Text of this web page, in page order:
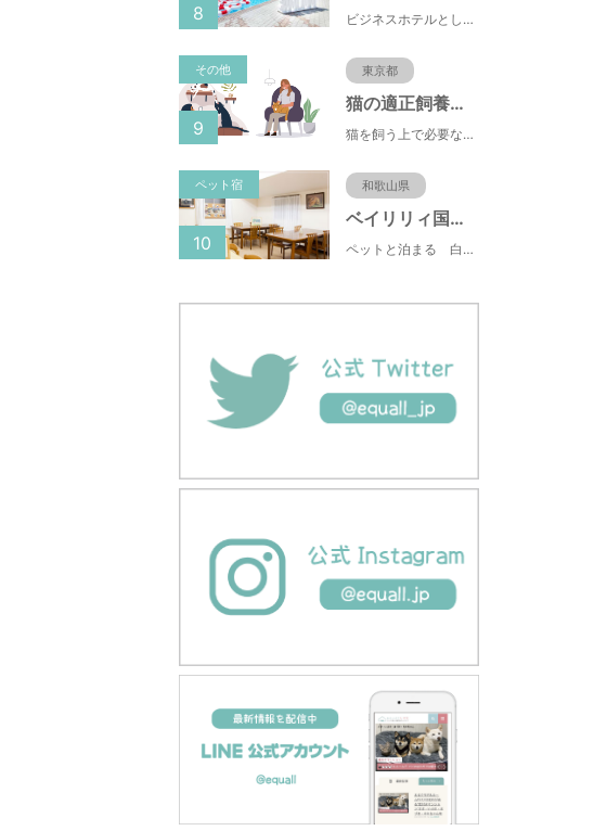
ビジネスホテルとして有名な東横INN(東横イン)がペットと一緒に泊まれるプランをスタートしました。東横INNは、ペット専用Instagramもスタートしており、飼い主の間で話題になっています。
8
その他 東京都
猫の適正飼養クイズ
猫を飼う上で必要な責任やマナー、健康管理について学ぶことができます。
9
ペット宿 和歌山県
ベイリリィ国民宿舎しらゆり荘
ペットと泊まる 白浜温泉 ベイリリィ国民宿舎しらゆり荘
10